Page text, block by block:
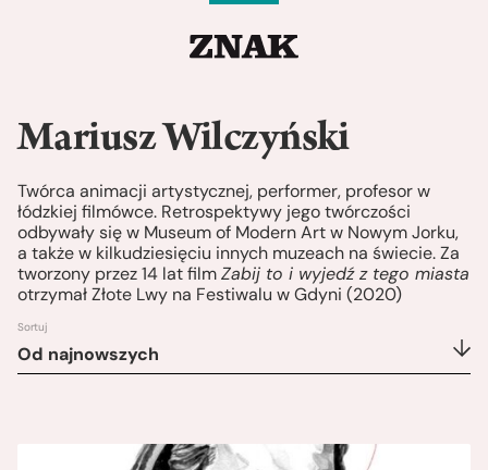
Mariusz Wilczyński
Twórca animacji artystycznej, performer, profesor w
łódzkiej filmówce. Retrospektywy jego twórczości
odbywały się w Museum of Modern Art w Nowym Jorku,
a także w kilkudziesięciu innych muzeach na świecie. Za
tworzony przez 14 lat filmZabij to i wyjedź z tego miasta
otrzymał Złote Lwy na Festiwalu w Gdyni (2020)
Sortuj
Od najnowszych